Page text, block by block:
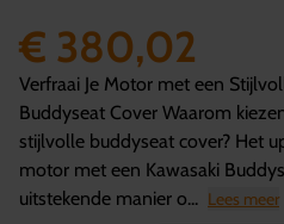
€ 380,02
Verfraai Je Motor met een
Buddyseat Cover Waarom
stijlvolle buddyseat cover? Het
motor met een Kawasaki
uitstekende manier o... Lees meer